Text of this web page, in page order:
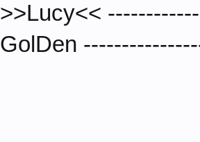
>>Lucy<<
GolDen